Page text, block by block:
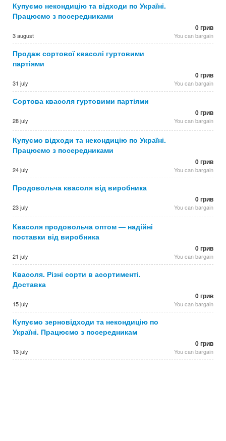
Купуємо некондицію та відходи по Україні.
Працюємо з посередниками
3 august
0 грив
You can bargain
Продаж сортової квасолі гуртовими
партіями
31 july
0 грив
You can bargain
Сортова квасоля гуртовими партіями
28 july
0 грив
You can bargain
Купуємо відходи та некондицію по Україні.
Працюємо з посередниками
24 july
0 грив
You can bargain
Продовольча квасоля від виробника
23 july
0 грив
You can bargain
Квасоля продовольча оптом — надійні
поставки від виробника
21 july
0 грив
You can bargain
Квасоля. Різні сорти в асортименті.
Доставка
15 july
0 грив
You can bargain
Купуємо зерновідходи та некондицію по
Україні. Працюємо з посередникам
13 july
0 грив
You can bargain